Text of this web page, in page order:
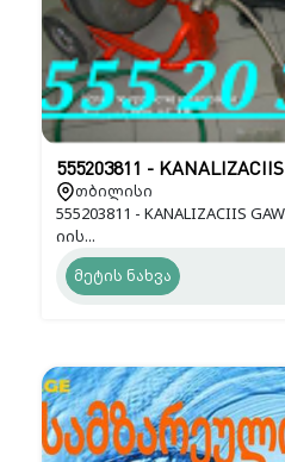
555203811 -
თბილისი
555203811 - KANALIZACIIS
იის...
მეტის ნახვა